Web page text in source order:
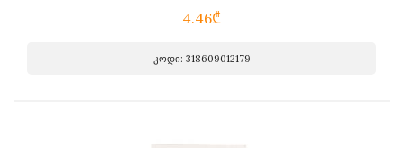
4.46₾
კოდი: 318609012179